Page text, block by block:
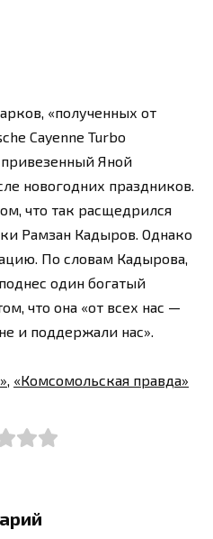
«полученных от
Cayenne Turbo
Яной
новогодних праздников.
что так расщедрился
Рамзан Кадыров. Однако
По словам Кадырова,
один богатый
что она «от всех нас —
и поддержали нас».
, «Комсомольская правда»